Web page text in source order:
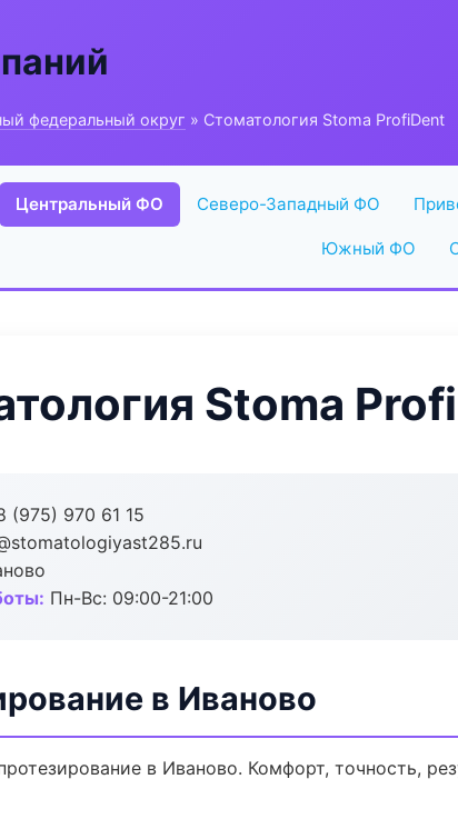
федеральный округ » Стоматология Stoma ProfiDent
Центральный ФО Северо-Западный ФО
Южный ФО
Stoma
(975) 970 61 15
Пн-Вс: 09:00-21:00
в Иваново
в Иваново. Комфорт, точность,